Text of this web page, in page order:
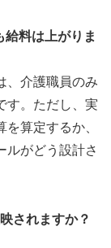
給料は上がりま
、介護職員のみ
す。ただし、実
算定するか、
ルがどう設計さ
されますか？